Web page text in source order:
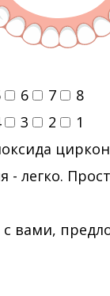
6 7
8
3 2
1
легко.
вами,